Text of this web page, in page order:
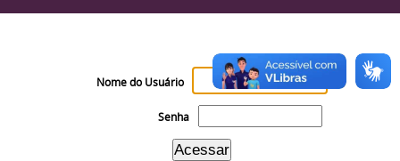
Nome do Usuário
Senha